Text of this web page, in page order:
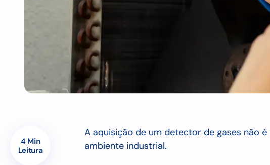
4 Min
Leitura
A aquisição de um detector de gases não
ambiente industrial.